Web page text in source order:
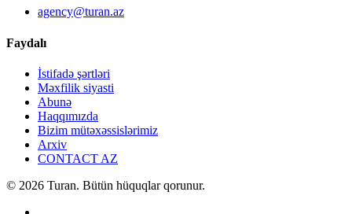
agency@turan.az
Faydalı
İstifadə şərtləri
Məxfilik siyasti
Abunə
Haqqımızda
Bizim mütəxəssislərimiz
Arxiv
CONTACT AZ
© 2026 Turan. Bütün hüquqlar qorunur.